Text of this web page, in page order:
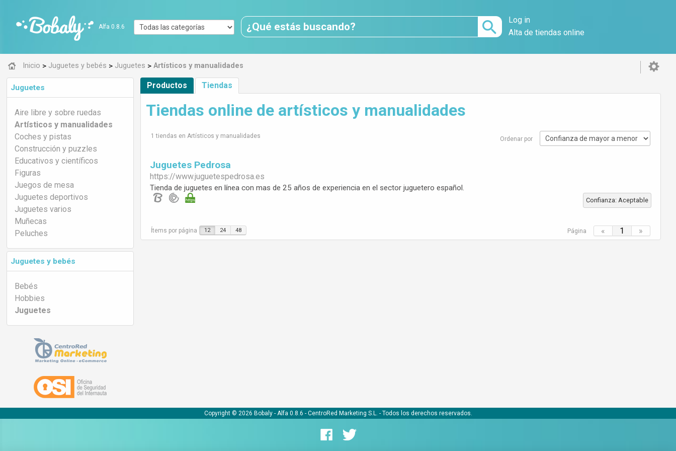
Alfa 0.8.6
Log in
Alta de tiendas online
Inicio > Juguetes y bebés > Juguetes > Artísticos y manualidades
Juguetes
Aire libre y sobre ruedas
Artísticos y manualidades
Coches y pistas
Construcción y puzzles
Educativos y científicos
Figuras
Juegos de mesa
Juguetes deportivos
Juguetes varios
Muñecas
Peluches
Juguetes y bebés
Bebés
Hobbies
Juguetes
Productos Tiendas
Tiendas online de artísticos y manualidades
1 tiendas en Artísticos y manualidades Ordenar por
Juguetes Pedrosa
https://www.juguetespedrosa.es
Tienda de juguetes en línea con mas de 25 años de experiencia en el sector juguetero español.
Confianza: Aceptable
Ítems por página 12 24 48 Página « 1 »
Copyright © 2026 Bobaly - Alfa 0.8.6 - CentroRed Marketing S.L. - Todos los derechos reservados.